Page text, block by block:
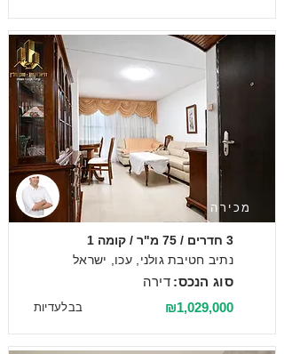
מכירה
3 חדרים / 75 מ"ר / קומה 1
נתיב חטיבת גולני, עכו, ישראל
דירה סוג הנכס:
בבלעדיות ₪1,029,000